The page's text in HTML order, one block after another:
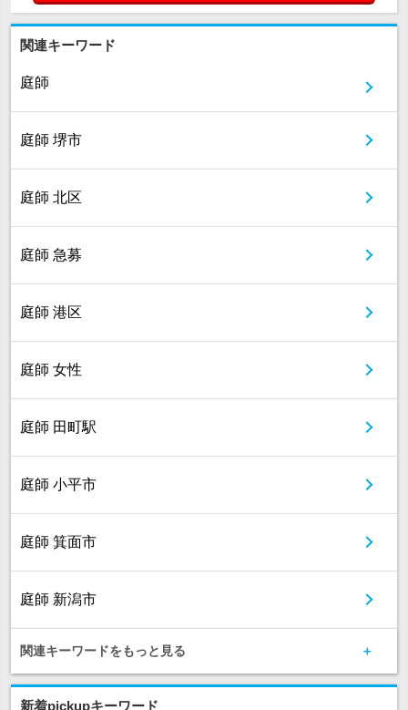
関連キーワード
庭師
庭師 堺市
庭師 北区
庭師 急募
庭師 港区
庭師 女性
庭師 田町駅
庭師 小平市
庭師 箕面市
庭師 新潟市
関連キーワードをもっと見る
新着pickupキーワード